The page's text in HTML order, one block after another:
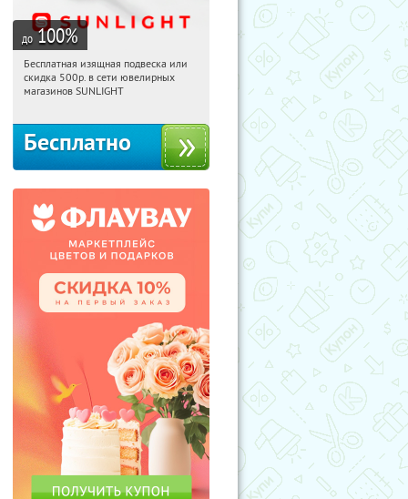
до 100%
07:53:04 Получили:
Россия
Бесплатная изящная подвеска или
скидка 500р. в сети ювелирных
магазинов SUNLIGHT
Бесплатно